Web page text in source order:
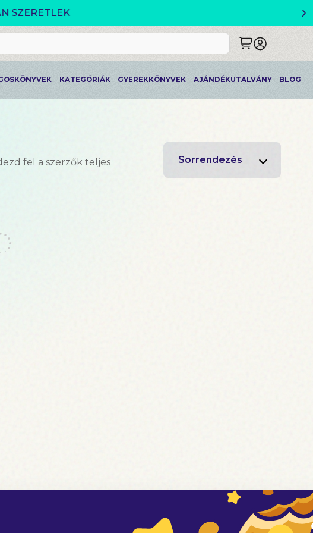
›
KATEGÓRIÁK GYEREKKÖNYVEK AJÁNDÉKUTALVÁNY BLOG
fel a szerzők teljes
Sorrendezés